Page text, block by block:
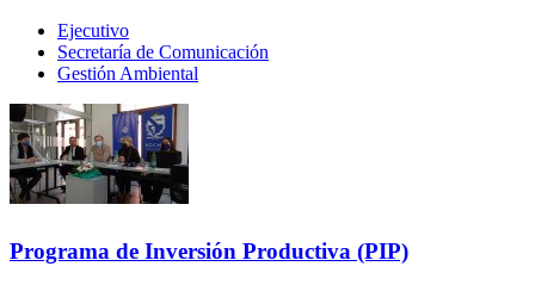
Ejecutivo
Secretaría de Comunicación
Gestión Ambiental
Programa de Inversión Productiva (PIP)